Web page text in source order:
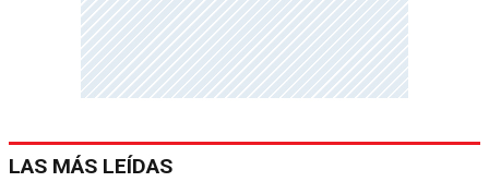
LAS MÁS LEÍDAS